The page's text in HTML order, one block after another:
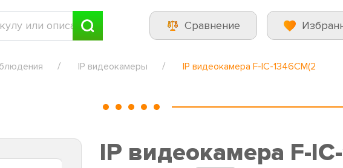
Сравнение
IP видеокамеры IP видеокамера F-IC-1346CM(2
IP видеокамера F-